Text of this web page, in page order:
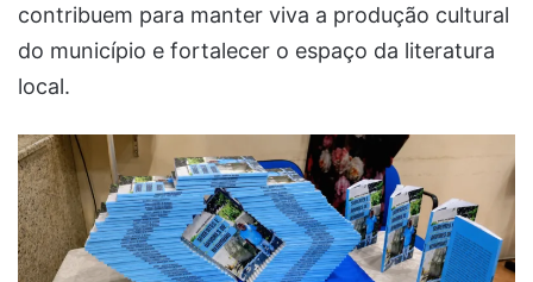
contribuem para manter viva a produção cultural
do município e fortalecer o espaço da literatura
local.